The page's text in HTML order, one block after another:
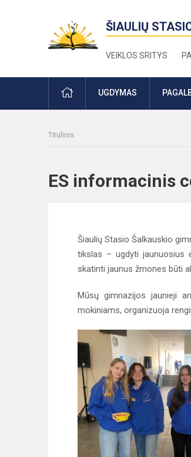
ŠIAULIŲ
VEIKLOS SRITYS
PRADŽIAUGDYMAS
Titulinis
ES informacinis
Šiaulių Stasio Šalkauskio
tikslas – ugdyti jaunuosius
skatinti jaunus žmones būti
Mūsų gimnazijos jaunieji
mokiniams, organizuoja